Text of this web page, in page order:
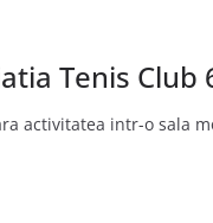
Tenis Club
activitatea intr-o sala